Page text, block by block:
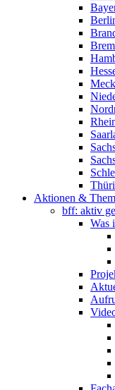
Aktionen &
bff: aktiv
Was